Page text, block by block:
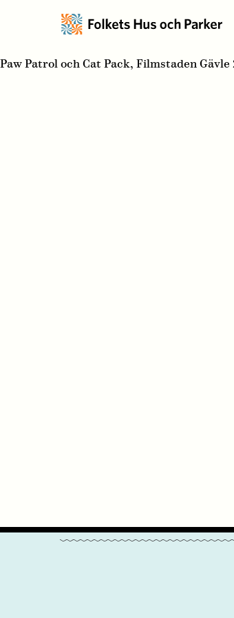
Paw Patrol och Cat Pack, Filmstaden Gävle